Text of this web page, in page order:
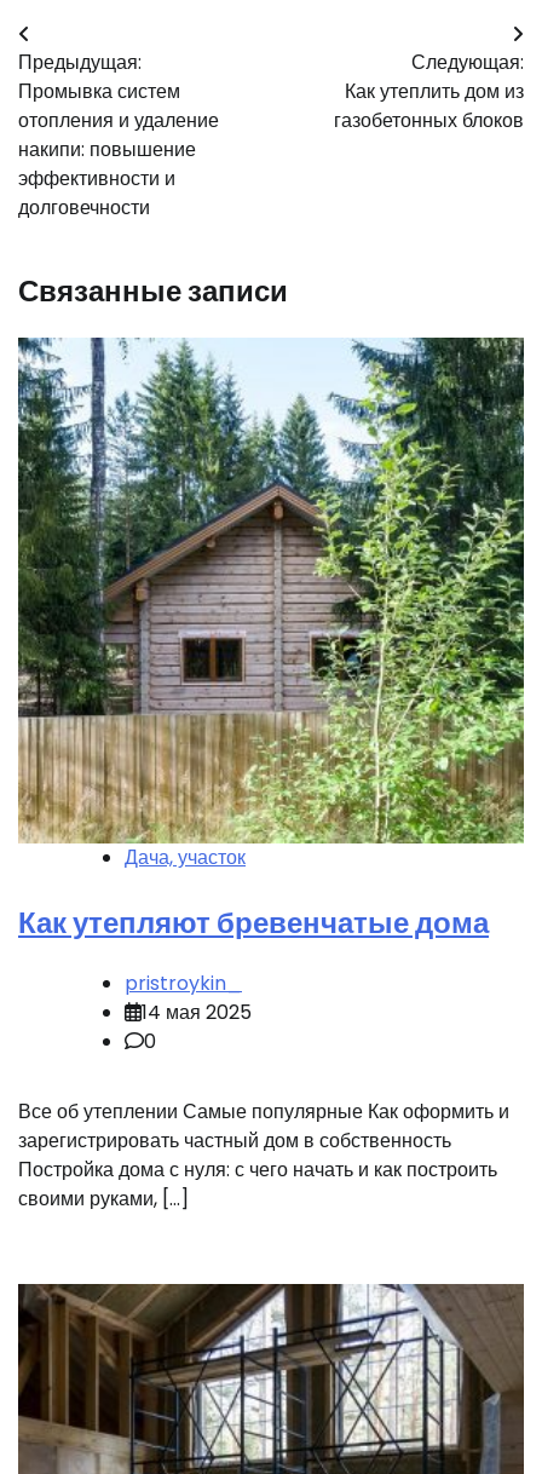
Навигация
по
записям
Предыдущая:
Промывка систем
отопления и удаление
накипи: повышение
эффективности и
долговечности
Следующая:
Как утеплить дом из
газобетонных блоков
Связанные записи
Дача, участок
Как утепляют бревенчатые дома
pristroykin_
14 мая 2025
0
Все об утеплении Самые популярные Как оформить и
зарегистрировать частный дом в собственность
Постройка дома с нуля: с чего начать и как построить
своими руками, […]